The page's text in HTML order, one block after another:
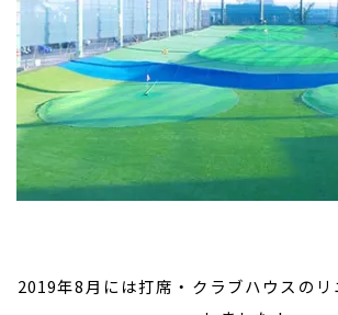
2019年8月には打席・クラブハウスの